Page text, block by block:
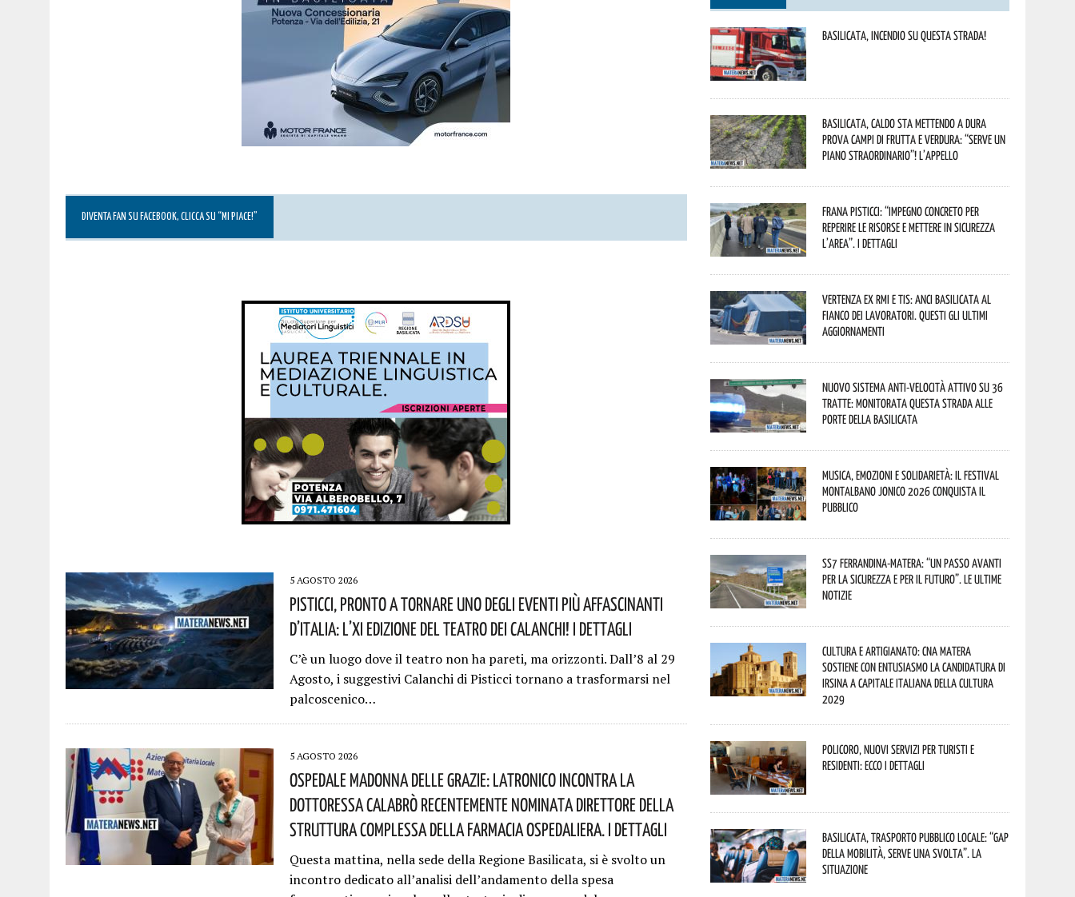
DIVENTA FAN SU FACEBOOK, CLICCA SU “MI PIACE!”
5 AGOSTO 2026
Pisticci, Pronto A Tornare Uno Degli Eventi Più Affascinanti
D’Italia: L’XI Edizione Del Teatro Dei Calanchi! I Dettagli
C’è un luogo dove il teatro non ha pareti, ma orizzonti. Dall’8 al 29
Agosto, i suggestivi Calanchi di Pisticci tornano a trasformarsi nel
palcoscenico…
5 AGOSTO 2026
Ospedale Madonna Delle Grazie: Latronico Incontra La
Dottoressa Calabrò Recentemente Nominata Direttore Della
Struttura Complessa Della Farmacia Ospedaliera. I Dettagli
Questa mattina, nella sede della Regione Basilicata, si è svolto un
incontro dedicato all’analisi dell’andamento della spesa
Basilicata, incendio su questa strada!
Basilicata, caldo sta mettendo a dura
prova campi di frutta e verdura: “Serve un
piano straordinario”! L’appello
Frana Pisticci: “Impegno concreto per
reperire le risorse e mettere in sicurezza
l’area”. I dettagli
Vertenza ex RMI e TIS: ANCI Basilicata al
fianco dei lavoratori. Questi gli ultimi
aggiornamenti
Nuovo sistema anti-velocità attivo su 36
tratte: monitorata questa strada alle
porte della Basilicata
Musica, emozioni e solidarietà: il Festival
Montalbano Jonico 2026 conquista il
pubblico
SS7 Ferrandina-Matera: “Un passo avanti
per la sicurezza e per il futuro”. Le ultime
notizie
Cultura e Artigianato: CNA Matera
sostiene con entusiasmo la candidatura di
Irsina a Capitale Italiana della Cultura
2029
Policoro, nuovi servizi per turisti e
residenti: ecco i dettagli
Basilicata, trasporto pubblico locale: “Gap
della mobilità, serve una svolta”. La
situazione